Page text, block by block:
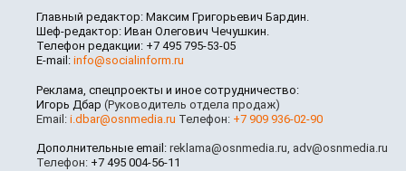
Главный редактор: Максим Григорьевич Бардин.
Шеф-редактор: Иван Олегович Чечушкин.
Телефон редакции: +7 495 795-53-05
E-mail: info@socialinform.ru
Реклама, спецпроекты и иное сотрудничество:
Игорь Дбар (Руководитель отдела продаж)
Email: i.dbar@osnmedia.ru Телефон: +7 909 936-02-90
Дополнительные email: reklama@osnmedia.ru, adv@osnmedia.ru
Телефон: +7 495 004-56-11